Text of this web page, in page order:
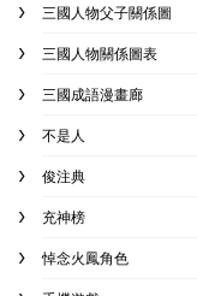
三國人物父子關係圖
三國人物關係圖表
三國成語漫畫廊
不是人
俊注典
充神榜
悼念火鳳角色